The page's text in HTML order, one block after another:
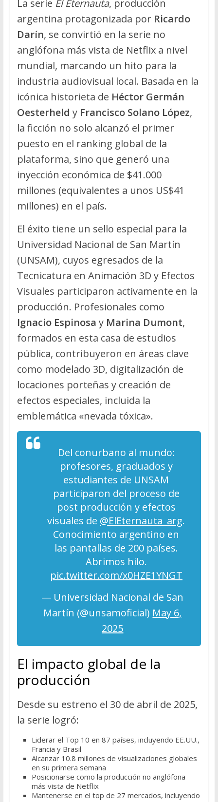
La serie El Eternauta, producción
argentina protagonizada por Ricardo
Darín, se convirtió en la serie no
anglófona más vista de Netflix a nivel
mundial, marcando un hito para la
industria audiovisual local. Basada en la
icónica historieta de Héctor Germán
Oesterheld y Francisco Solano López,
la ficción no solo alcanzó el primer
puesto en el ranking global de la
plataforma, sino que generó una
inyección económica de $41.000
millones (equivalentes a unos US$41
millones) en el país.
El éxito tiene un sello especial para la
Universidad Nacional de San Martín
(UNSAM), cuyos egresados de la
Tecnicatura en Animación 3D y Efectos
Visuales participaron activamente en la
producción. Profesionales como
Ignacio Espinosa y Marina Dumont,
formados en esta casa de estudios
pública, contribuyeron en áreas clave
como modelado 3D, digitalización de
locaciones porteñas y creación de
efectos especiales, incluida la
emblemática «nevada tóxica».
Del conurbano al mundo:
profesores, graduados y
estudiantes de UNSAM
participaron del proceso de
post producción y efectos
visuales de @ElEternauta_arg.
Conocimiento argentino en
las pantallas de 200 países.
Abrimos hilo.
pic.twitter.com/x0HZE1YNGT
— Universidad Nacional de San
Martín (@unsamoficial) May 6,
2025
El impacto global de la
producción
Desde su estreno el 30 de abril de 2025,
la serie logró:
Liderar el Top 10 en 87 países, incluyendo EE.UU.,
Francia y Brasil
Alcanzar 10.8 millones de visualizaciones globales
en su primera semana
Posicionarse como la producción no anglófona
más vista de Netflix
Mantenerse en el top de 27 mercados, incluyendo